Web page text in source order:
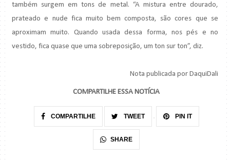
também surgem em tons de metal. “A mistura entre dourado,
prateado e nude fica muito bem composta, são cores que se
aproximam muito. Quando usada dessa forma, nos pés e no
vestido, fica quase que uma sobreposição, um ton sur ton”, diz.
Nota publicada por DaquiDali
COMPARTILHE ESSA NOTÍCIA
COMPARTILHE TWEET PIN IT
SHARE